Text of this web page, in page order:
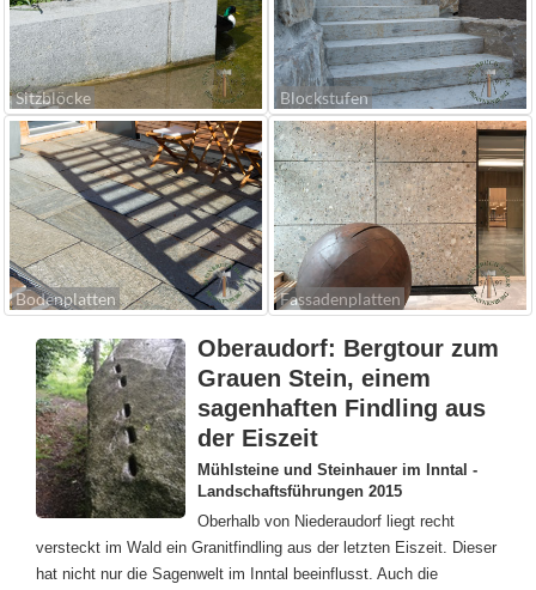
Sitzblöcke Blockstufen
Bodenplatten Fassadenplatten
Oberaudorf: Bergtour zum
Grauen Stein, einem
sagenhaften Findling aus
der Eiszeit
Mühlsteine und Steinhauer im Inntal -
Landschaftsführungen 2015
Oberhalb von Niederaudorf liegt recht
versteckt im Wald ein Granitfindling aus der letzten Eiszeit. Dieser
hat nicht nur die Sagenwelt im Inntal beeinflusst. Auch die